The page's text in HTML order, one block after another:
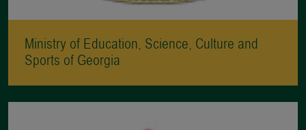
Ministry of Education, Science, Culture and
Sports of Georgia